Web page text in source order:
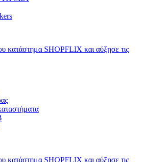
κατάστημα SHOPFLIX και αύξησε τις
κατάστημα SHOPFLIX και αύξησε τις